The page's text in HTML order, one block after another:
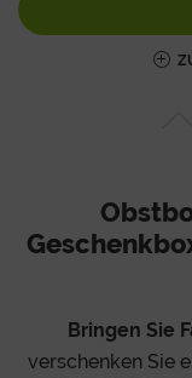
Bringen Sie
verschenken Sie